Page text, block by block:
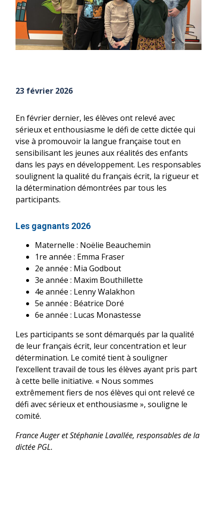
23 février 2026
En février dernier, les élèves ont relevé avec
sérieux et enthousiasme le défi de cette dictée qui
vise à promouvoir la langue française tout en
sensibilisant les jeunes aux réalités des enfants
dans les pays en développement. Les responsables
soulignent la qualité du français écrit, la rigueur et
la détermination démontrées par tous les
participants.
Les gagnants 2026
Maternelle : Noëlie Beauchemin
1re année : Emma Fraser
2e année : Mia Godbout
3e année : Maxim Bouthillette
4e année : Lenny Walakhon
5e année : Béatrice Doré
6e année : Lucas Monastesse
Les participants se sont démarqués par la qualité
de leur français écrit, leur concentration et leur
détermination. Le comité tient à souligner
l’excellent travail de tous les élèves ayant pris part
à cette belle initiative. « Nous sommes
extrêmement fiers de nos élèves qui ont relevé ce
défi avec sérieux et enthousiasme », souligne le
comité.
France Auger et Stéphanie Lavallée, responsables de la
dictée PGL.